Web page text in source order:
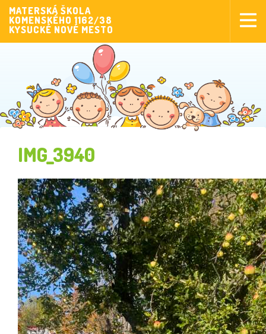
Aktivity pre deti
Fotogaléria
Naša škola
Prijímanie detí
Dokumenty
Krúžková činnosť
Zverejňovanie
Školská jedáleň
Jedálny lístok
Kontakt
MATERSKÁ ŠKOLA
KOMENSKÉHO 1162/38
KYSUCKÉ NOVÉ MESTO
IMG_3940